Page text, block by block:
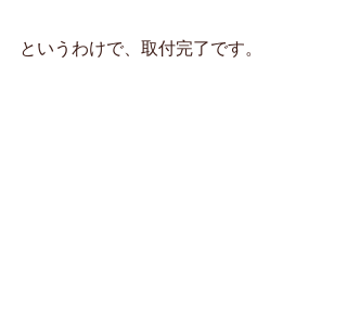
というわけで、取付完了です。